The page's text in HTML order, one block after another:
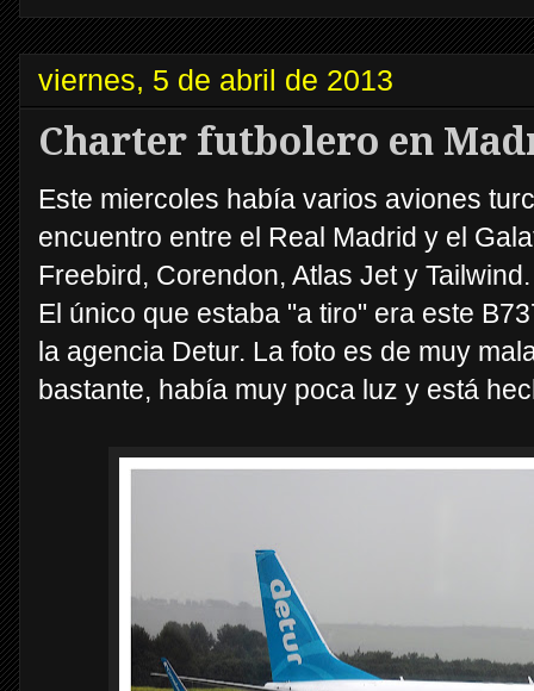
viernes, 5 de abril de 2013
Charter futbolero en
Este miercoles había varios aviones
encuentro entre el Real Madrid y el
Freebird, Corendon, Atlas Jet y Tailwind.
El único que estaba "a tiro" era este
la agencia Detur. La foto es de muy
bastante, había muy poca luz y está